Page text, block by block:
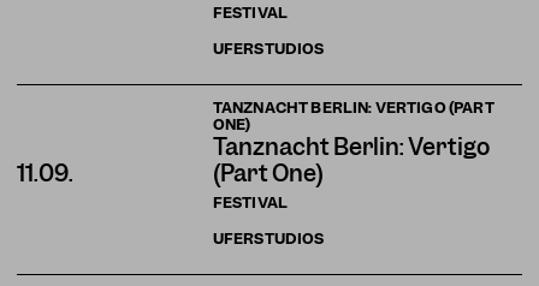
FESTIVAL
UFERSTUDIOS
TANZNACHT BERLIN: VERTIGO (PART
ONE)
Tanznacht Berlin: Vertigo
(Part One)
FESTIVAL
11.09.
UFERSTUDIOS